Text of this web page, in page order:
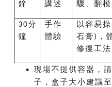
鐘
講述
驟、翻模
30分
鐘
手作
體驗
以容易
石膏 )
，
修復工法
現場不提供容器，請
子，盒子大小建議